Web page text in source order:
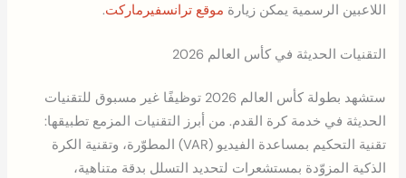
اللاعبين الرسمية يمكن زيارة موقع ترانسفيرماركت.
التقنيات الحديثة في كأس العالم 2026
ستشهد بطولة كأس العالم 2026 توظيفًا غير مسبوق للتقنيات
الحديثة في خدمة كرة القدم. من أبرز التقنيات المزمع تطبيقها:
تقنية التحكيم بمساعدة الفيديو (VAR) المطوّرة، وتقنية الكرة
الذكية المزوّدة بمستشعرات لتحديد التسلل بدقة متناهية،